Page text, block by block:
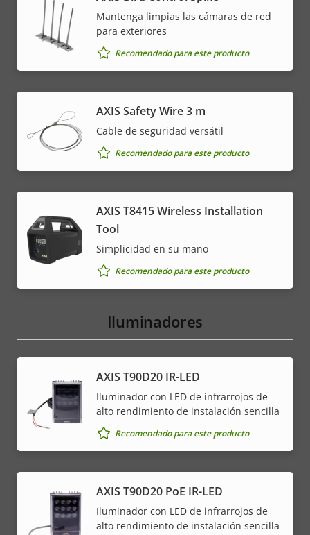
Mantenga limpias las cámaras de red
para exteriores
Recomendado para este producto
AXIS Safety Wire 3 m
Cable de seguridad versátil
Recomendado para este producto
AXIS T8415 Wireless Installation
Tool
Simplicidad en su mano
Recomendado para este producto
Iluminadores
AXIS T90D20 IR-LED
Iluminador con LED de infrarrojos de
alto rendimiento de instalación sencilla
Recomendado para este producto
AXIS T90D20 PoE IR-LED
Iluminador con LED de infrarrojos de
alto rendimiento de instalación sencilla